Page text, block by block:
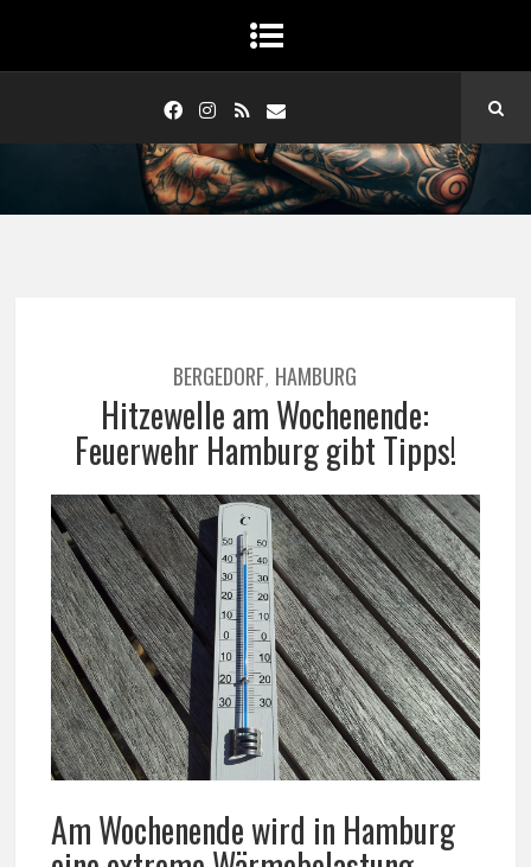
BERGEDORF, HAMBURG
Hitzewelle am Wochenende:
Feuerwehr Hamburg gibt Tipps!
Am Wochenende wird in Hamburg